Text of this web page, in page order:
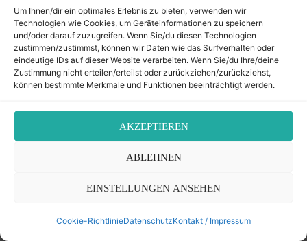
Um Ihnen/dir ein optimales Erlebnis zu bieten, verwenden wir
Technologien wie Cookies, um Geräteinformationen zu speichern
und/oder darauf zuzugreifen. Wenn Sie/du diesen Technologien
zustimmen/zustimmst, können wir Daten wie das Surfverhalten oder
eindeutige IDs auf dieser Website verarbeiten. Wenn Sie/du Ihre/deine
Zustimmung nicht erteilen/erteilst oder zurückziehen/zurückziehst,
können bestimmte Merkmale und Funktionen beeinträchtigt werden.
AKZEPTIEREN
ABLEHNEN
EINSTELLUNGEN ANSEHEN
Cookie-RichtlinieDatenschutzKontakt / Impressum
Geschichten/Religion und Kultur
Die drei jüdischen Friedhöfe im
Seewinkel
4. Mai 2026 – 17 Iyyar 5786
Geschichten/Religion und Kultur
1. Mai 2026 – 14 Iyyar 5786
Friedhof Währing